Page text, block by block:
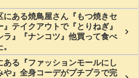
にある焼鳥屋さん『もつ焼きセ
』テイクアウトで『とりねぎ』
ラ』『ナンコツ』他買って食べ
ある『ファッションモールにし
や』全身コーデがプチプラで完